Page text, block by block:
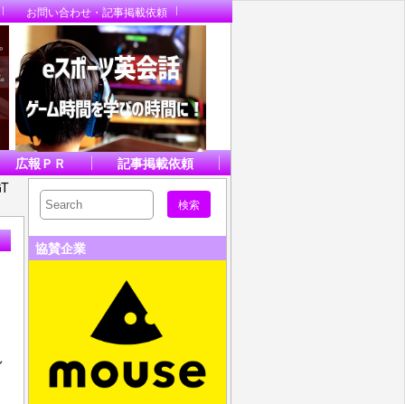
お問い合わせ・記事掲載依頼
広報ＰＲ
記事掲載依頼
協賛企業